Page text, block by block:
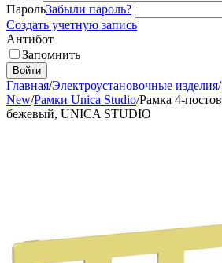
ПарольЗабыли пароль?
Создать учетную запись
Антибот
Запомнить
Войти
Главная/Электроустановочные изделия/
New/Рамки Unica Studio/Рамка 4-
бежевый, UNICA STUDIO